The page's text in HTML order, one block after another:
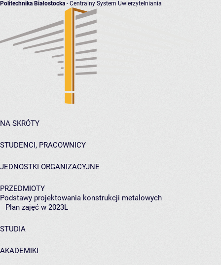
Politechnika Białostocka - Centralny System Uwierzytelniania
NA SKRÓTY
STUDENCI, PRACOWNICY
JEDNOSTKI ORGANIZACYJNE
PRZEDMIOTY
Podstawy projektowania konstrukcji metalowych
Plan zajęć w 2023L
STUDIA
AKADEMIKI